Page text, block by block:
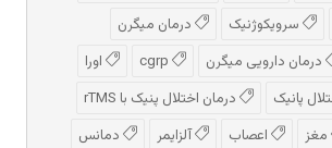
سرویکوژنیک
درمان میگرن
درمان دارویی میگرن
اورا
پانیک
درمان اختلال پنیک با rTMS
مغز اعصاب آلزایمر
دمانس